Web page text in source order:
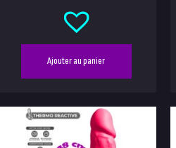
Ajouter au panier